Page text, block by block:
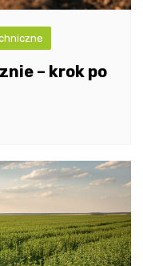
– krok po